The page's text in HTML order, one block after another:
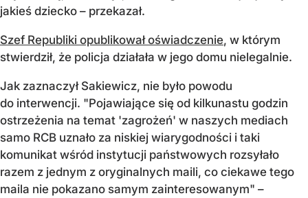
jakieś dziecko – przekazał.
Szef Republiki opublikował oświadczenie, w którym
stwierdził, że policja działała w jego domu nielegalnie.
Jak zaznaczył Sakiewicz, nie było powodu
do interwencji. "Pojawiające się od kilkunastu godzin
ostrzeżenia na temat 'zagrożeń' w naszych mediach
samo RCB uznało za niskiej wiarygodności i taki
komunikat wśród instytucji państwowych rozsyłało
razem z jednym z oryginalnych maili, co ciekawe tego
maila nie pokazano samym zainteresowanym" –